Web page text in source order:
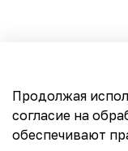
Продолжая
согласие на
обеспечивают